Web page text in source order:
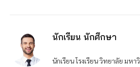
นักเรียน นักศึกษา
นักเรียน โรงเรียน วิทยาลัย มห